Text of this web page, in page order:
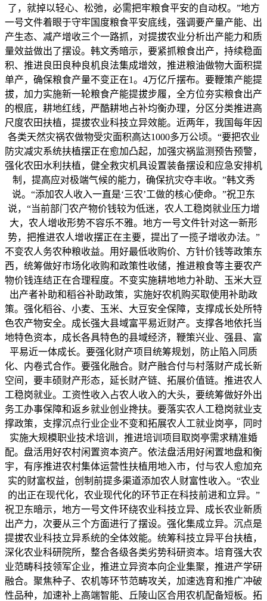
了，就掉以轻心、松弛，必需把牢粮食平安的自动权。”地方
一号文件着眼于守牢国度粮食平安底线，强调要产量产能、出
产生态、减产增收三个一路抓，对提拔农业分析出产能力和质
量效益做出了摆设。韩文秀暗示，要紧抓粮食出产，持续稳面
积、推进良田良种良机良法集成增效，推进粮油做物大面积提
单产，确保粮食产量不变正在1。4万亿斤摆布。要鞭策产能提
拔，加力实施新一轮粮食产能提拔步履，全方位夯实粮食出产
的根底，耕地红线，严酷耕地占补均衡办理，分区分类推进高
尺度农田扶植，提拔农业科技立异效能。近两年，我国每年因
各类天然灾祸农做物受灾面积高达1000多万公顷。“要把农业
防灾减灾系统扶植摆正在愈加凸起，加强灾祸监测预告预警，
强化农田水利扶植，健全救灾机具设置装备摆设和应急安排机
制，提高应对极端气候的能力，确保抗灾夺丰收。”韩文秀
说。“添加农人收入一直是‘三农’工做的核心使命。”祝卫东
说，“当前部门农产物价钱较为低迷，农人工稳岗就业压力增
大，农人增收形势不容乐不雅。地方一号文件针对这一新形
势，把推进农人增收摆正在主要，提出了一揽子增收办法。”
不变农人务农种粮收益。用好最低收购价、方针价钱等政策东
西，统筹做好市场化收购和政策性收储，推进粮食等主要农产
物价钱连结正在合理程度。不变实施耕地地力补助、玉米大豆
出产者补助和稻谷补助政策，实施好农机购买取使用补助政
策。强化稻谷、小麦、玉米、大豆安全保障，支撑成长处所特
色农产物安全。成长强大县域富平易近财产。支撑各地依托当
地特色资本，成长各具特色的县域经济，鞭策兴业、强县、富
平易近一体成长。要强化财产项目统筹规划，防止陷入同质
化、内卷式合作。要强化融合。财产融合付与村落财产成长新
空间，要丰硕财产形态，延长财产链、拓展价值链。推进农人
工稳岗就业。工资性收入占农人收入的大头，要统筹做好外出
务工办事保障和返乡就业创业搀扶。要落实农人工稳岗就业支
撑政策，支撑沉点行业企业不变和拓展农人工就业岗亭，同时
实施大规模职业技术培训，推进培训项目取岗亭需求精准婚
配。盘活用好农村闲置资本资产。依法盘活用好闲置地盘和衡
宇，有序推进农村集体运营性扶植用地入市，付与农人愈加充
实的财富权益，创制前提多渠道添加农人财富性收入。“农业
的出正在现代化，农业现代化的环节正在科技前进和立异。”
祝卫东暗示，地方一号文件环绕农业科技立异、成长农业新质
出产力，次要从三个方面进行了摆设。强化集成立异。沉点是
提拔农业科技立异系统的全体效能。统筹科技立异平台扶植，
深化农业科研院所，整合各级各类劣势科研资本。培育强大农
业范畴科技领军企业，推进立异资本向企业集聚，推进产学研
融合。聚焦种子、农机等环节范畴攻关，加速选育和推广冲破
性品种，加速补上高端智能、丘陵山区合用农机配备短板。拓